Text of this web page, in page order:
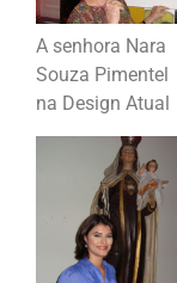
A senhora Nara
Souza Pimentel
na Design Atual